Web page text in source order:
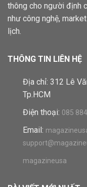
thông cho người định
như công nghệ,
lịch.
THÔNG TIN LIÊN HỆ
Địa chỉ: 312 Lê
Tp.HCM
Điện thoại: 085
Email:
magazineusa